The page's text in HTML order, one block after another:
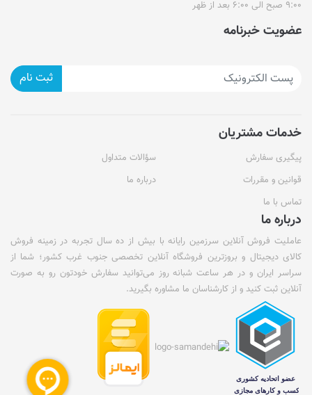
۹:۰۰ صبح الی ۶:۰۰ بعد از ظهر
عضویت خبرنامه
ثبت نام
خدمات مشتریان
پیگیری سفارش
سؤالات متداول
قوانین و مقررات
درباره ما
تماس با ما
درباره ما
عاملیت فروش آنلاین سرزمین رایانه با بیش از ده سال تجربه در زمینه فروش
کالای دیجیتال و بروزترین فروشگاه آنلاین تخصصی جنوب غرب کشور؛ شما از
سراسر ایران و در هر ساعت شبانه روز می‌توانید سفارش خودتون رو به صورت
آنلاین ثبت کنید و از کارشناسان ما مشاوره بگیرید.